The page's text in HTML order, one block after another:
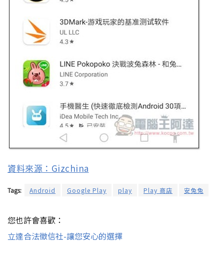
資料來源：Gizchina
Tags: Android Google Play play Play 商店 安兔兔
您也許會喜歡：
立達合法徵信社-讓您安心的選擇